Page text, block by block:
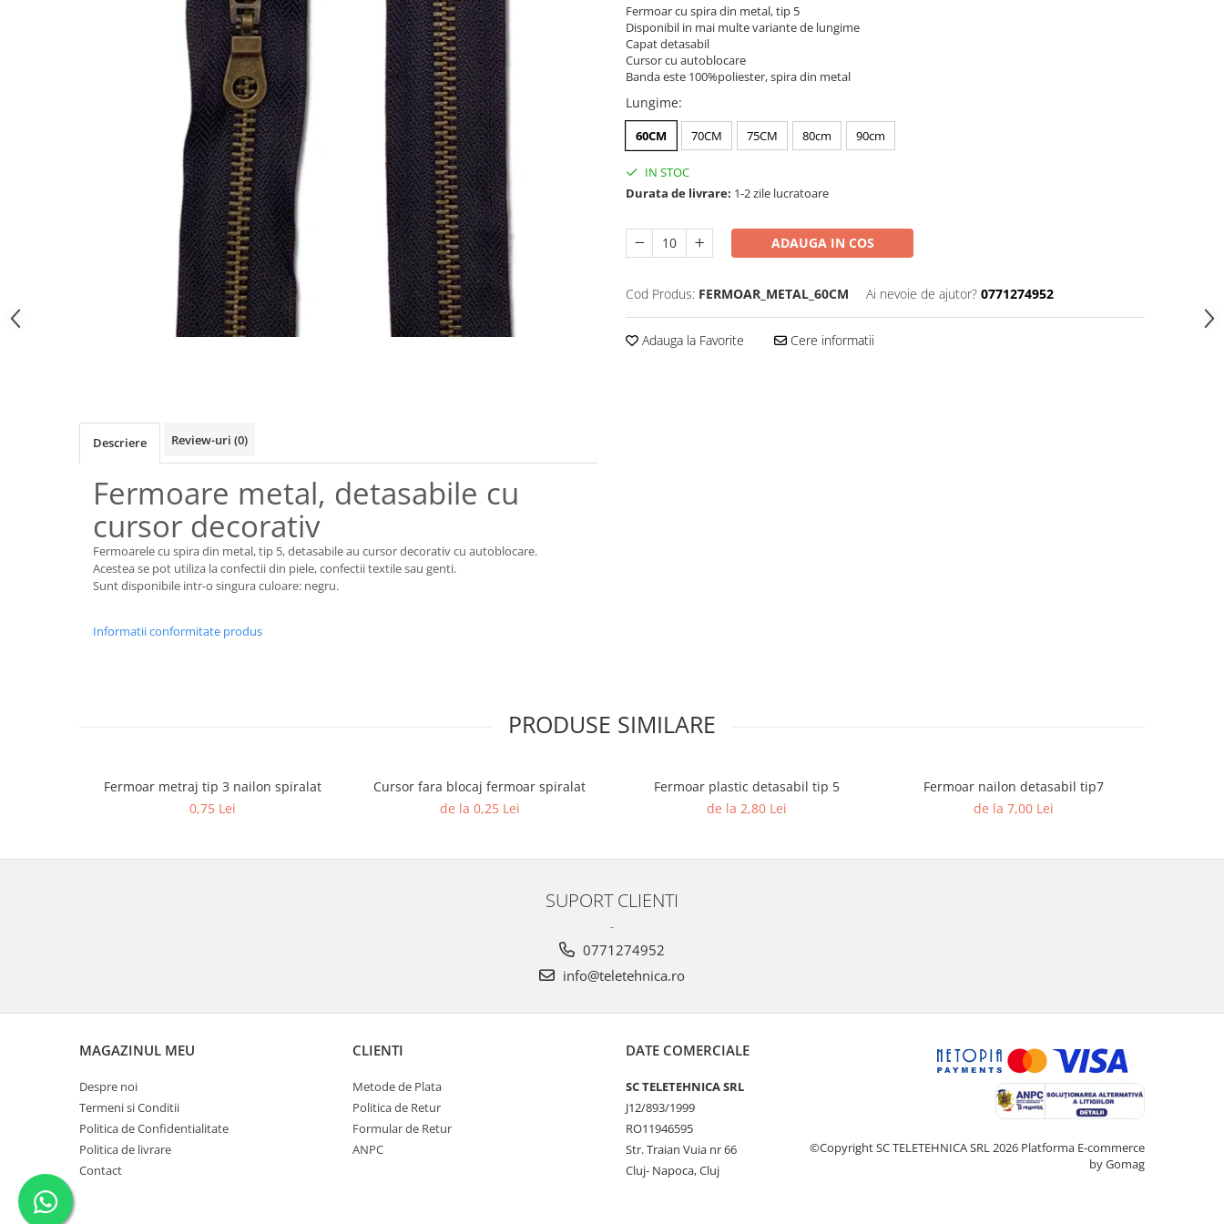
Fermoar cu spira din metal, tip 5
Disponibil in mai multe variante de lungime
Capat detasabil
Cursor cu autoblocare
Banda este 100%poliester, spira din metal
Lungime:
60CM 70CM 75CM 80cm 90cm
IN STOC
Durata de livrare: 1-2 zile lucratoare
ADAUGA IN COS
Cod Produs: FERMOAR_METAL_60CM Ai nevoie de ajutor? 0771274952
Adauga la Favorite Cere informatii
Descriere Review-uri (0)
Fermoare metal, detasabile cu
cursor decorativ
Fermoarele cu spira din metal, tip 5, detasabile au cursor decorativ cu autoblocare.
Acestea se pot utiliza la confectii din piele, confectii textile sau genti.
Sunt disponibile intr-o singura culoare: negru.
Informatii conformitate produs
PRODUSE SIMILARE
Fermoar metraj tip 3 nailon spiralat
0,75 Lei
Cursor fara blocaj fermoar spiralat
de la 0,25 Lei
Fermoar plastic detasabil tip 5
de la 2,80 Lei
Fermoar nailon detasabil tip7
de la 7,00 Lei
SUPORT CLIENTI
-
0771274952
info@teletehnica.ro
MAGAZINUL MEU
Despre noi
Termeni si Conditii
Politica de Confidentialitate
Politica de livrare
Contact
CLIENTI
Metode de Plata
Politica de Retur
Formular de Retur
ANPC
DATE COMERCIALE
SC TELETEHNICA SRL
J12/893/1999
RO11946595
Str. Traian Vuia nr 66
Cluj- Napoca, Cluj
©Copyright SC TELETEHNICA SRL 2026 Platforma E-commerce
by Gomag